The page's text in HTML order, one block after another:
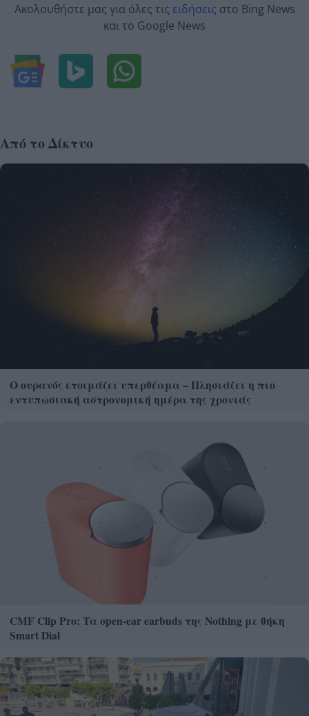
Ακολουθήστε μας για όλες τις ειδήσεις στο Bing News
και το Google News
Από το Δίκτυο
Ο ουρανός ετοιμάζει υπερθέαμα – Πλησιάζει η πιο
εντυπωσιακή αστρονομική ημέρα της χρονιάς
CMF Clip Pro: Τα open-ear earbuds της Nothing με θήκη
Smart Dial